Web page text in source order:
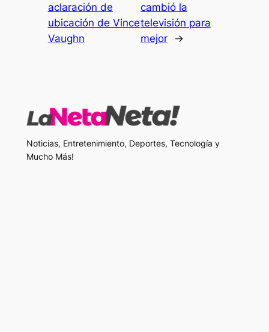
aclaración de
ubicación de Vince
Vaughn
cambió la
televisión para
mejor
→
Noticias, Entretenimiento, Deportes, Tecnología y
Mucho Más!